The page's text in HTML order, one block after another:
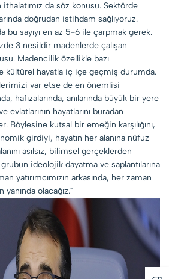
ithalatımız da söz konusu. Sektörde
doğrudan istihdam sağlıyoruz.
bu sayıyı en az 5-6 ile çarpmak gerek.
3 nesildir madenlerde çalışan
Madencilik özellikle bazı
kültürel hayatla iç içe geçmiş durumda.
var etse de en önemlisi
hafızalarında, anılarında büyük bir yere
evlatlarının hayatlarını buradan
Böylesine kutsal bir emeğin karşılığını,
girdiyi, hayatın her alanına nüfuz
asılsız, bilimsel gerçeklerden
ideolojik dayatma ve saplantılarına
yatırımcımızın arkasında, her zaman
olacağız."